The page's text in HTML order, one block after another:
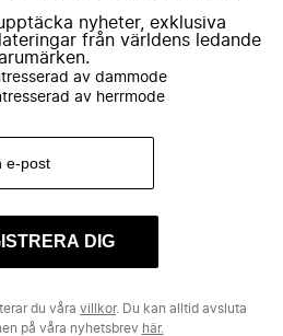
nyheter, exklusiva
från världens ledande
av dammode
av herrmode
DIG
du våra villkor. Du kan alltid avsluta
på våra nyhetsbrev här.